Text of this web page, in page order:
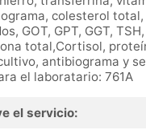
colesterol total,
GOT, GPT, GGT,
total,Cortisol,
antibiograma y
el laboratario: 761A
el servicio: